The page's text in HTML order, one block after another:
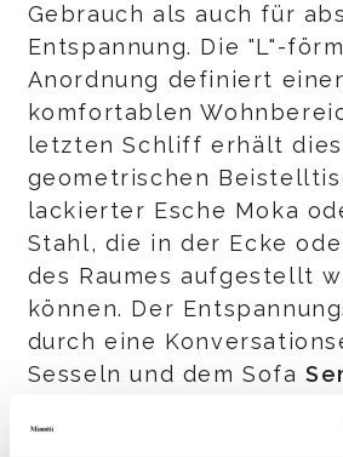
Gebrauch als auch für
Entspannung. Die "L"-
Anordnung definiert
komfortablen
letzten Schliff erhält
geometrischen
lackierter Esche Moka
Stahl, die in der Ecke
des Raumes aufgestellt
können. Der
durch eine
Sesseln und dem Sofa
einem Gestell aus
Eschenholz im Farbton